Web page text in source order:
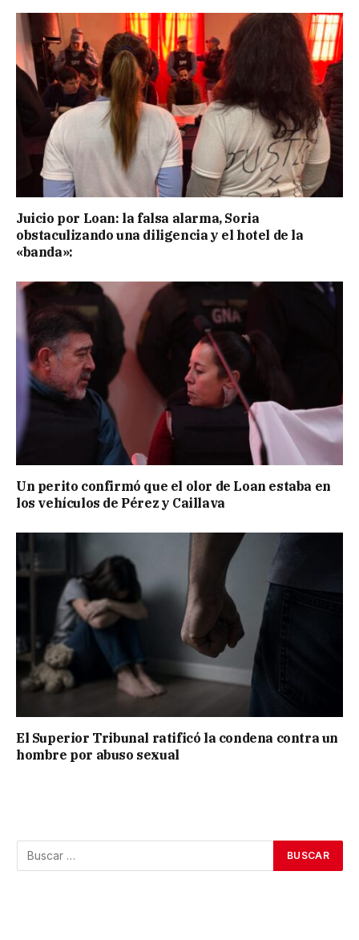
Juicio por Loan: la falsa alarma, Soria
obstaculizando una diligencia y el hotel de la
«banda»:
Un perito confirmó que el olor de Loan estaba en
los vehículos de Pérez y Caillava
El Superior Tribunal ratificó la condena contra un
hombre por abuso sexual